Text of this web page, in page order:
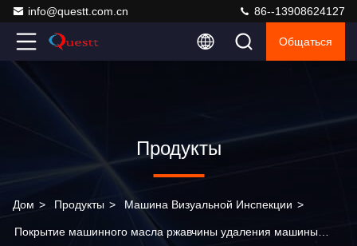
info@questt.com.cn 86--13908624127
Общаться
Продукты
Дом > Продукты > Машина Визуальной Инспекции >
Покрытие машинного масла ржавчины удаления машины